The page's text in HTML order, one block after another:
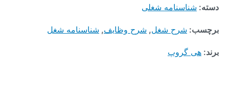
شغلی
شرح شغل ,شرح وظایف, شناسنامه شغل
گروپ